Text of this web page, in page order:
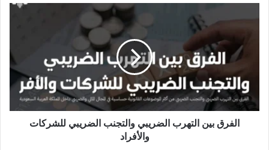
بين
الضريبي
والتجنب
الضريبي
للشركات
والأفراد
الفرق بين التهرب الضريبي والتجنب الضريبي للشركات
والأفراد